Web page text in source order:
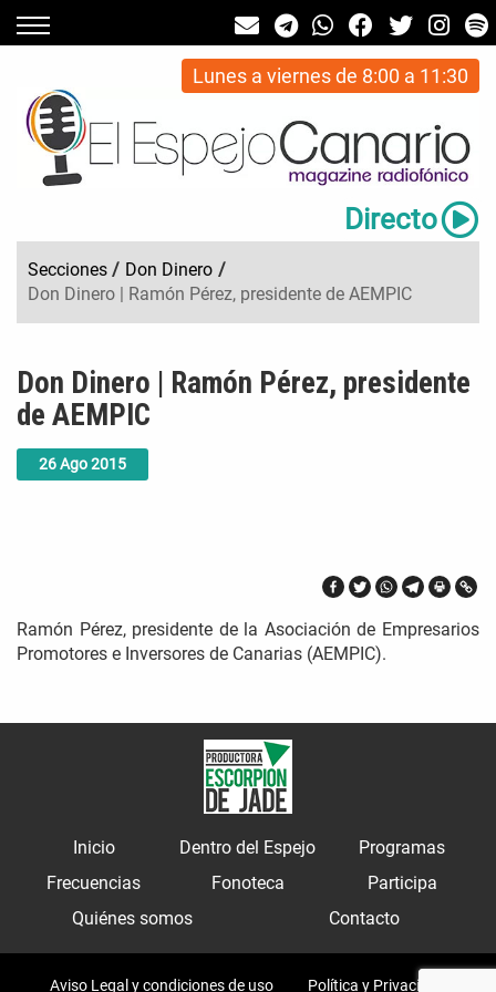
Lunes a viernes de 8:00 a 11:30
Directo
Secciones / Don Dinero /
Don Dinero | Ramón Pérez, presidente de AEMPIC
26Ago2015
Don Dinero | Ramón Pérez, presidente
de AEMPIC
Ramón Pérez, presidente de la Asociación de Empresarios
Promotores e Inversores de Canarias (AEMPIC).
Inicio Dentro del Espejo
Programas
Frecuencias
Fonoteca
Participa
Quiénes somos
Contacto
Aviso Legal y condiciones de uso Política y Privacidad